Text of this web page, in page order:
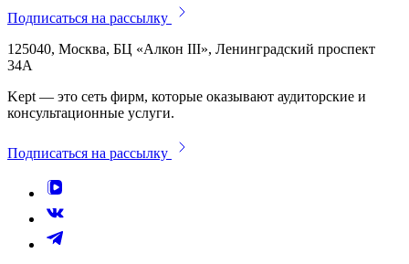
Подписаться на рассылку
125040, Москва, БЦ «Алкон III», Ленинградский проспект
34А
Kept — это сеть фирм, которые оказывают аудиторские и
консультационные услуги.
Подписаться на рассылку